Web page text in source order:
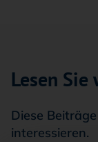
Lesen
Diese
interessieren.